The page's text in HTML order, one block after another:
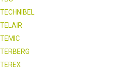
TECHNIBEL
TELAIR
TEMIC
TERBERG
TEREX